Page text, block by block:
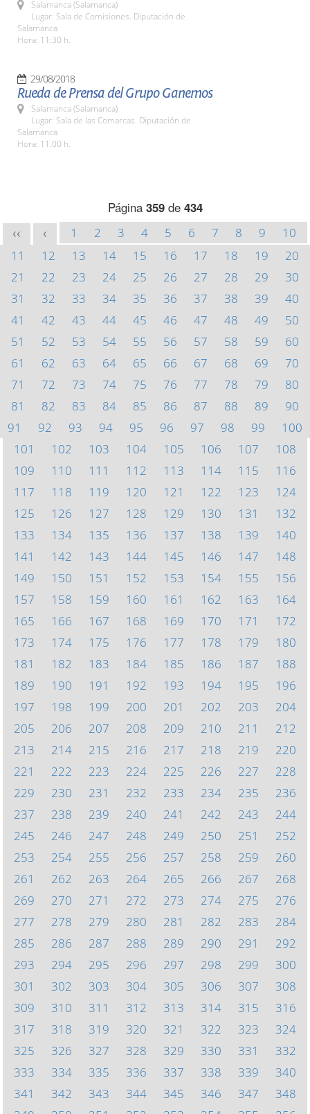
Salamanca (Salamanca)
Lugar: Sala de Comisiones. Diputación de
Salamanca
Hora: 11:30 h.
29/08/2018
Rueda de Prensa del Grupo Ganemos
Salamanca (Salamanca)
Lugar: Sala de las Comarcas. Diputación de
Salamanca
Hora: 11.00 h.
Página 359de 434
<< < 1 2 3 4 5 6 7 8 9
10
11
12 13 14 15 16 17 18 19
20
21
22 23 24 25 26 27 28 29
30
31
32 33 34 35 36 37 38 39
40
41
42 43 44 45 46 47 48 49
50
51
52 53 54 55 56 57 58 59
60
61
62 63 64 65 66 67 68 69
70
71
72 73 74 75 76 77 78 79
80
81
82 83 84 85 86 87 88 89
90
91
92 93 94 95 96 97 98 99
100
101
102 103 104 105 106 107
108
109
110 111 112 113 114 115
116
117
118 119 120 121 122 123
124
125
126 127 128 129 130 131
132
133
134 135 136 137 138 139
140
141
142 143 144 145 146 147
148
149
150 151 152 153 154 155
156
157
158 159 160 161 162 163
164
165
166 167 168 169 170 171
172
173
174 175 176 177 178 179
180
181
182 183 184 185 186 187
188
189
190 191 192 193 194 195
196
197
198 199 200 201 202 203
204
205
206 207 208 209 210 211
212
213
214 215 216 217 218 219
220
221
222 223 224 225 226 227
228
229
230 231 232 233 234 235
236
237
238 239 240 241 242 243
244
245
246 247 248 249 250 251
252
253
254 255 256 257 258 259
260
261
262 263 264 265 266 267
268
269
270 271 272 273 274 275
276
277
278 279 280 281 282 283
284
285
286 287 288 289 290 291
292
293
294 295 296 297 298 299
300
301
302 303 304 305 306 307
308
309
310 311 312 313 314 315
316
317
318 319 320 321 322 323
324
325
326 327 328 329 330 331
332
333
334 335 336 337 338 339
340
341
342 343 344 345 346 347
348